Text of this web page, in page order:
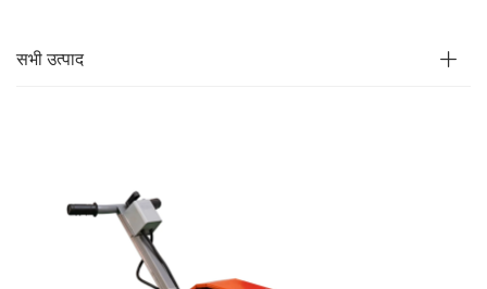
सभी उत्पाद